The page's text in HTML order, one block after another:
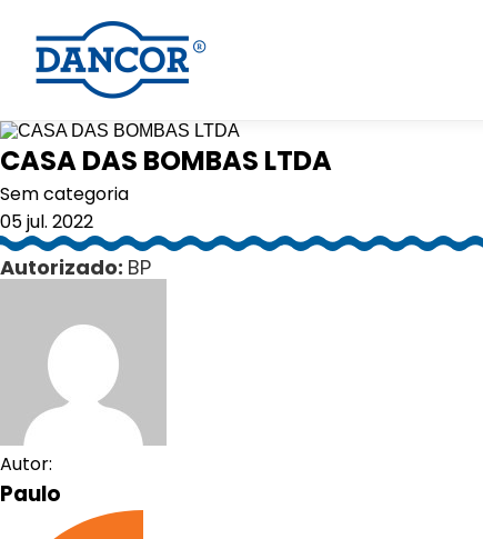
CASA DAS BOMBAS LTDA
Sem categoria
05 jul. 2022
Autorizado: BP
Autor:
Paulo